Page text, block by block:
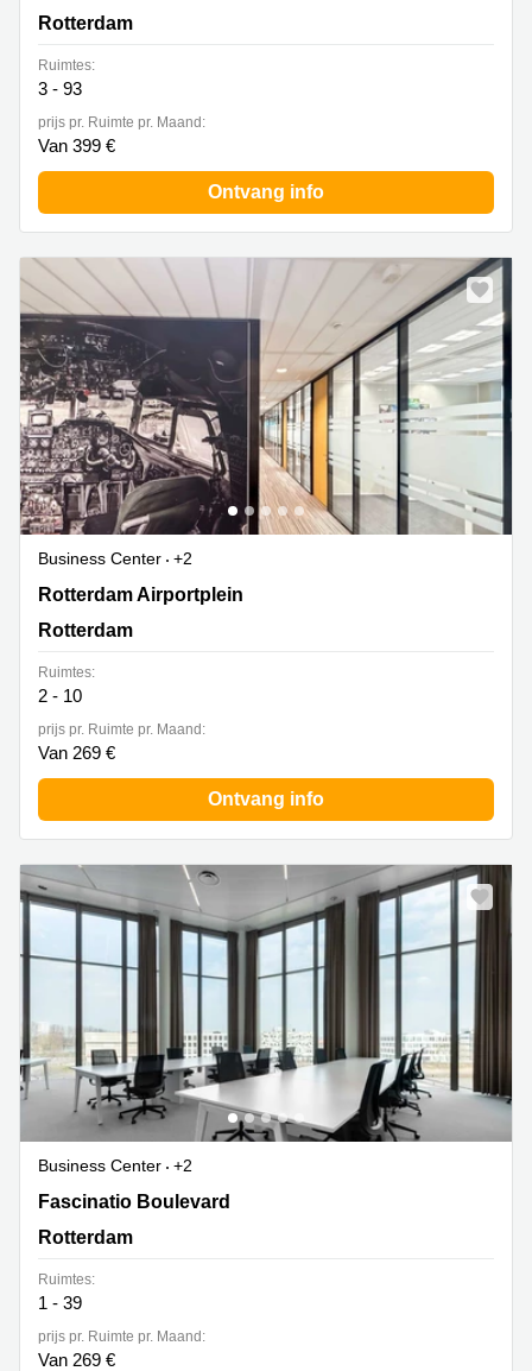
Rotterdam
Ruimtes:
3 - 93
prijs pr. Ruimte pr. Maand:
Van 399 €
Ontvang info
Business Center
+2
Rotterdam Airportplein 22,1ste verdieping, Rotterdam
Rotterdam Airportplein
Rotterdam
Ruimtes:
2 - 10
prijs pr. Ruimte pr. Maand:
Van 269 €
Ontvang info
Business Center
+2
Fascinatio Boulevard 216-220,Rotterdam The Mark,
Fascinatio Boulevard
Rotterdam
Ruimtes:
1 - 39
prijs pr. Ruimte pr. Maand:
Van 269 €